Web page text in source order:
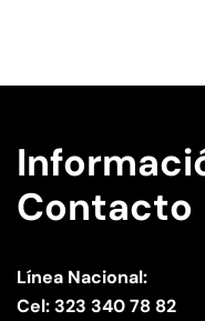
Contacto
Línea Nacional:
Cel: 323 340 78 82